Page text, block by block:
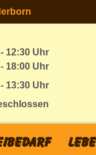
12:30 Uhr
18:00 Uhr
13:30 Uhr